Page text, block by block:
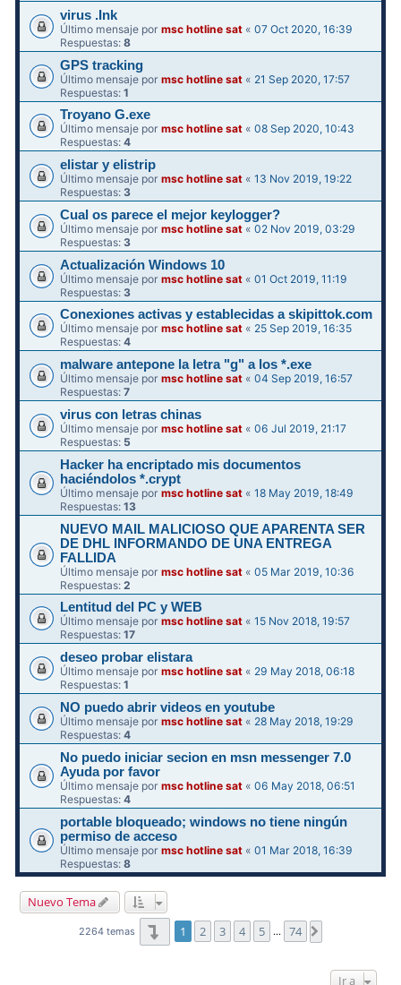
virus .Ink
Último mensaje pormsc hotline sat «07 Oct 2020, 16:39
Respuestas:8
GPS tracking
Último mensaje pormsc hotline sat « 21 Sep 2020, 17:57
Respuestas:1
Troyano G.exe
Último mensaje pormsc hotline sat «08 Sep 2020, 10:43
Respuestas:4
elistar y elistrip
Último mensaje pormsc hotline sat «13 Nov 2019, 19:22
Respuestas: 3
Cual os parece el mejor keylogger?
Último mensaje pormsc hotline sat «02 Nov 2019, 03:29
Respuestas:3
Actualización Windows 10
Último mensaje pormsc hotline sat «01 Oct 2019, 11:19
Respuestas: 3
Conexiones activas y establecidas a skipittok.com
Último mensaje pormsc hotline sat « 25 Sep 2019, 16:35
Respuestas:4
malware antepone la letra "g" a los *.exe
Último mensaje pormsc hotline sat «04 Sep 2019, 16:57
Respuestas:7
virus con letras chinas
Último mensaje pormsc hotline sat «06 Jul 2019, 21:17
Respuestas: 5
Hacker ha encriptado mis documentos
haciéndolos *.crypt
Último mensaje pormsc hotline sat «18 May 2019, 18:49
Respuestas:13
NUEVO MAIL MALICIOSO QUE APARENTA SER
DE DHL INFORMANDO DE UNA ENTREGA
FALLIDA
Último mensaje pormsc hotline sat «05 Mar 2019, 10:36
Respuestas:2
Lentitud del PC y WEB
Último mensaje pormsc hotline sat «15 Nov 2018, 19:57
Respuestas:17
deseo probar elistara
Último mensaje pormsc hotline sat « 29 May 2018, 06:18
Respuestas:1
NO puedo abrir videos en youtube
Último mensaje pormsc hotline sat « 28 May 2018, 19:29
Respuestas:4
No puedo iniciar secion en msn messenger 7.0
Ayuda por favor
Último mensaje pormsc hotline sat «06 May 2018, 06:51
Respuestas:4
portable bloqueado; windows no tiene ningún
permiso de acceso
Último mensaje pormsc hotline sat «01 Mar 2018, 16:39
Respuestas:8
Nuevo Tema
2264 temas Página1 de 74
1 2 3 4 5 … 74
Ir a